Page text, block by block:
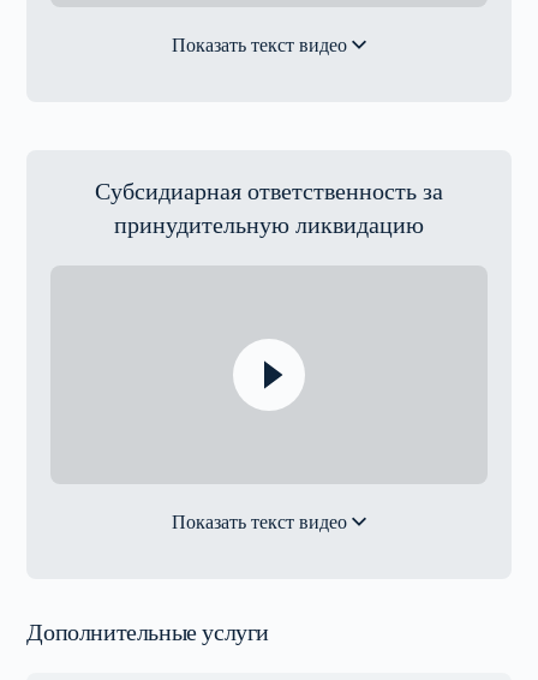
Показать текст видео
Субсидиарная ответственность за
принудительную ликвидацию
Показать текст видео
Дополнительные услуги